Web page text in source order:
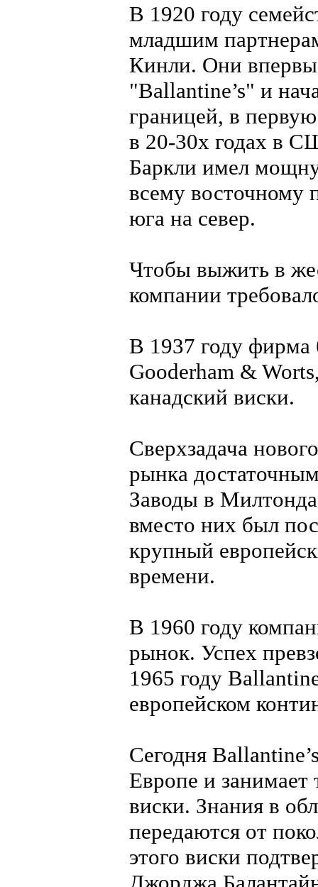
В 1920 году
младшим
Кинли. Они
"Ballantine’s" и
границей, в
в 20-30х годах в
Баркли имел
всему
юга на север.
Чтобы выжить в
компании
В 1937 году фирма
Gooderham &
канадский виски.
Сверхзадача
рынка
Заводы в
вместо них был
крупный
времени.
В 1960 году
рынок. Успех
1965 году
европейском
Сегодня
Европе и
виски. Знания в
передаются от
этого виски